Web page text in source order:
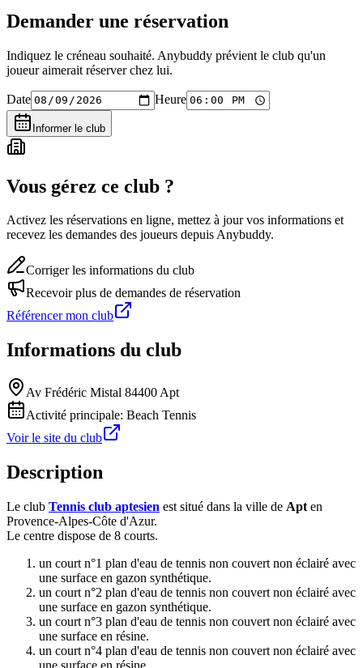
Demander une réservation
Indiquez le créneau souhaité. Anybuddy prévient le club qu'un
joueur aimerait réserver chez lui.
Date Heure
Informer le club
Vous gérez ce club ?
Activez les réservations en ligne, mettez à jour vos informations et
recevez les demandes des joueurs depuis Anybuddy.
Corriger les informations du club
Recevoir plus de demandes de réservation
Référencer mon club
Informations du club
Av Frédéric Mistal 84400 Apt
Activité principale: Beach Tennis
Voir le site du club
Description
Le club Tennis club aptesien est situé dans la ville de Apt en
Provence-Alpes-Côte d'Azur.
Le centre dispose de 8 courts.
un court n°1 plan d'eau de tennis non couvert non éclairé avec
une surface en gazon synthétique.
un court n°2 plan d'eau de tennis non couvert non éclairé avec
une surface en gazon synthétique.
un court n°3 plan d'eau de tennis non couvert non éclairé avec
une surface en résine.
un court n°4 plan d'eau de tennis non couvert non éclairé avec
une surface en résine.